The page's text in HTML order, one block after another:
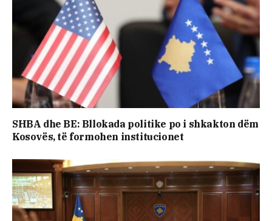
SHBA dhe BE: Bllokada politike po i shkakton dëm
Kosovës, të formohen institucionet